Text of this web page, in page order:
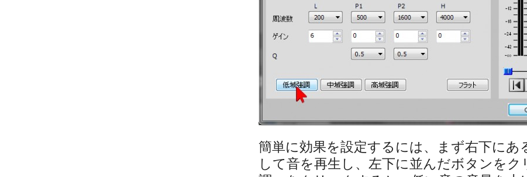
簡単に効果を設定するには、まず右下にあ
して音を再生し、左下に並んだボタンを